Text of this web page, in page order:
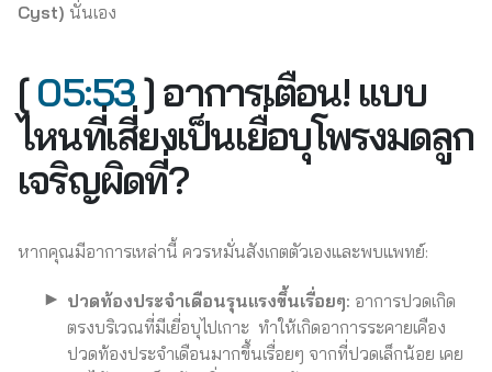
Cyst) นั่นเอง
[05:53] อาการเตือน! แบบ
ไหนที่เสี่ยงเป็นเยื่อบุโพรงมดลูก
เจริญผิดที่?
หากคุณมีอาการเหล่านี้ ควรหมั่นสังเกตตัวเองและพบแพทย์:
ปวดท้องประจำเดือนรุนแรงขึ้นเรื่อยๆ: อาการปวดเกิด
ตรงบริเวณที่มีเยี่อบุไปเกาะ ทำให้เกิดอาการระคายเคือง
ปวดท้องประจำเดือนมากขึ้นเรื่อยๆ จากที่ปวดเล็กน้อย เคย